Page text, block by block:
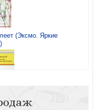
(Эксмо. Яркие